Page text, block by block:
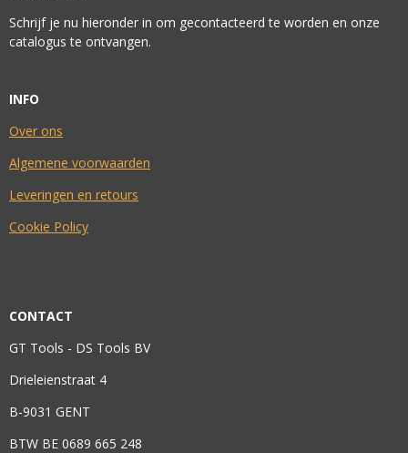
Schrijf je nu hieronder in om gecontacteerd te worden en onze
catalogus te ontvangen.
INFO
Over ons
Algemene voorwaarden
Leveringen en retours
Cookie Policy
CONTACT
GT Tools - DS Tools BV
Drieleienstraat 4
B-9031 GENT
BTW BE 0689 665 248